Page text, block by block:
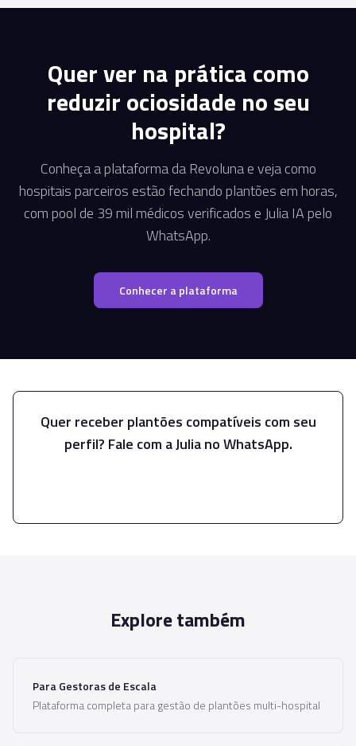
Quer ver na prática como
reduzir ociosidade no seu
hospital?
Conheça a plataforma da Revoluna e veja como
hospitais parceiros estão fechando plantões em horas,
com pool de 39 mil médicos verificados e Julia IA pelo
WhatsApp.
Conhecer a plataforma
Quer receber plantões compatíveis com seu
perfil? Fale com a Julia no WhatsApp.
Explore também
Para Gestoras de Escala
Plataforma completa para gestão de plantões multi-hospital